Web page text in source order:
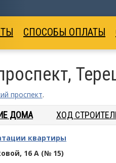
СПОСОБЫ ОПЛАТЫ
проспект.
ДОМА ХОД
квартиры
16 А (№ 15)